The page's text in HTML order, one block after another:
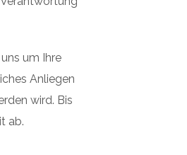
um Ihre
Anliegen
wird. Bis
ab.